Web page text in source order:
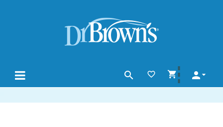




navigazione
☰